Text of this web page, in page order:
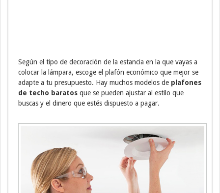
Según el tipo de decoración de la estancia en la que vayas a
colocar la lámpara, escoge el plafón económico que mejor se
adapte a tu presupuesto. Hay muchos modelos de plafones
de techo baratos que se pueden ajustar al estilo que
buscas y el dinero que estés dispuesto a pagar.